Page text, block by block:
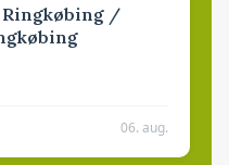
Ringkøbing /
06. aug.